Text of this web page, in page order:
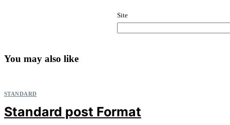
Site
You may also like
STANDARD
Standard post Format